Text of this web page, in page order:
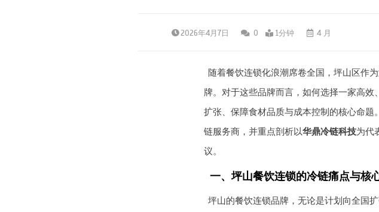
2026年4月7日 0 1分钟 4 月
随着餐饮连锁化浪潮席卷全国，坪山区作
牌。对于这些品牌而言，如何选择一家高
扩张、保障食材品质与成本控制的核心命
链服务商，并重点剖析以华鼎冷链科技为代
议。
一、坪山餐饮连锁的冷链痛点与核
坪山的餐饮连锁品牌，无论是计划向全国